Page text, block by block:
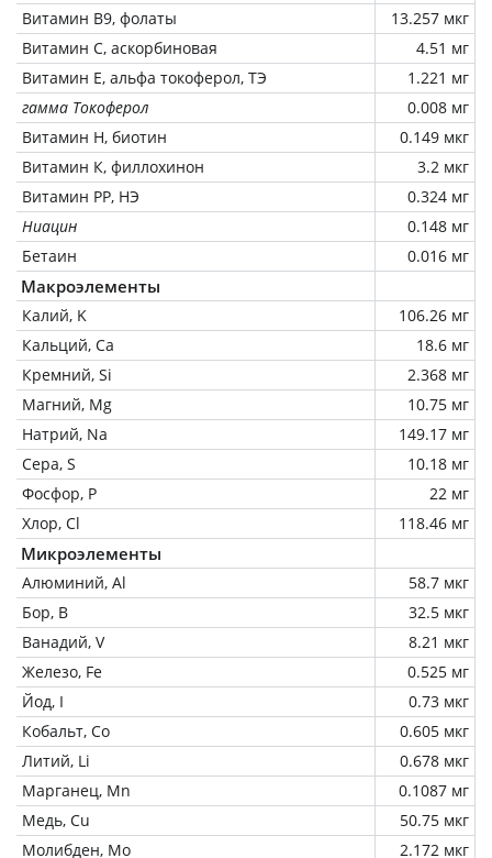
Витамин В9, фолаты
13.257 мкг
Витамин C, аскорбиновая
4.51 мг
Витамин Е, альфа токоферол, ТЭ
1.221 мг
гамма Токоферол
0.008 мг
Витамин Н, биотин
0.149 мкг
Витамин К, филлохинон
3.2 мкг
Витамин РР, НЭ
0.324 мг
Ниацин
0.148 мг
Бетаин
0.016 мг
Макроэлементы
Калий, K
106.26 мг
Кальций, Ca
18.6 мг
Кремний, Si
2.368 мг
Магний, Mg
10.75 мг
Натрий, Na
149.17 мг
Сера, S
10.18 мг
Фосфор, P
22 мг
Хлор, Cl
118.46 мг
Микроэлементы
Алюминий, Al
58.7 мкг
Бор, B
32.5 мкг
Ванадий, V
8.21 мкг
Железо, Fe
0.525 мг
Йод, I
0.73 мкг
Кобальт, Co
0.605 мкг
Литий, Li
0.678 мкг
Марганец, Mn
0.1087 мг
Медь, Cu
50.75 мкг
Молибден, Mo
2.172 мкг